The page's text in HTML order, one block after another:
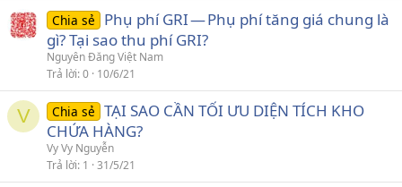
Chia sẻ
Phụ phí GRI — Phụ phí tăng giá chung là
gì? Tại sao thu phí GRI?
Nguyên Đăng Việt Nam
Trả lời 0 10/6/21
V Chia sẻ TẠI SAO CẦN TỐI ƯU DIỆN TÍCH KHO
CHỨA HÀNG?
Vy Vy Nguyễn
Trả lời 1 31/5/21